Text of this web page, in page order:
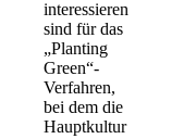
interessieren
sind für das
„Planting
Green“-
Verfahren,
bei dem die
Hauptkultur